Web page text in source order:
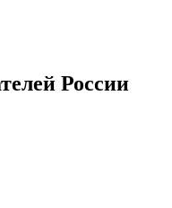
России